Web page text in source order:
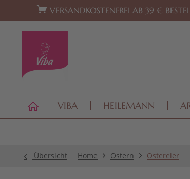
Zur Hauptnavigation springen Zum Footer
VERSANDKOSTENFREI AB 39 €
VIBA HEILEMANN
Übersicht Home Ostern Ostereier